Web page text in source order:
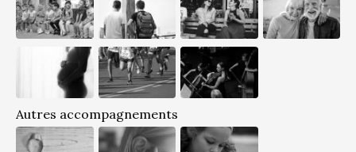
Autres accompagnements